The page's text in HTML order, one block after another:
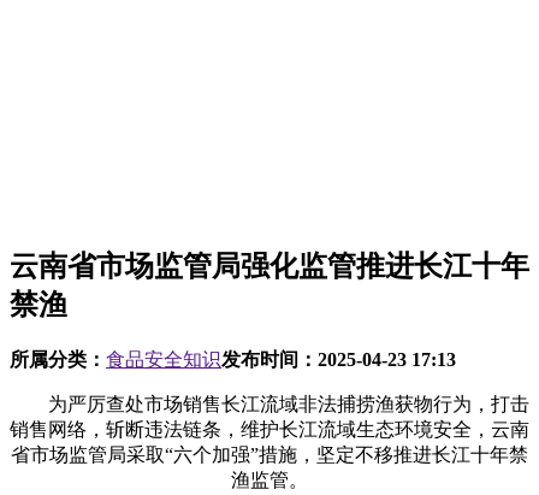
云南省市场监管局强化监管推进长江十年
禁渔
所属分类： 食品安全知识发布时间： 2025-04-23 17:13
为严厉查处市场销售长江流域非法捕捞渔获物行为，打击
销售网络，斩断违法链条，维护长江流域生态环境安全，云南
省市场监管局采取“六个加强”措施，坚定不移推进长江十年禁
渔监管。